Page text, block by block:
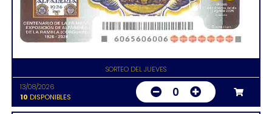
SORTEO DEL JUEVES
13/08/2026
10 DISPONIBLES 0